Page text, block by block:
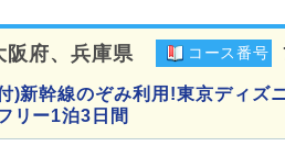
阪府、兵庫県 コース番号
新幹線のぞみ利用!東京ディズ
リー1泊3日間